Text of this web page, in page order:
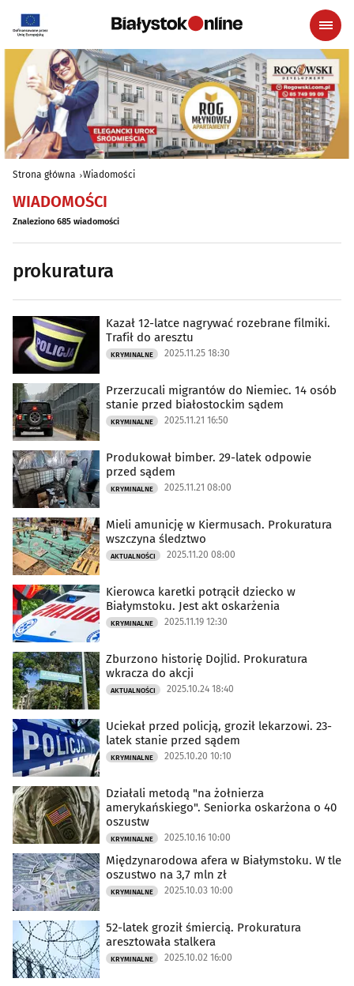
Strona główna Wiadomości
WIADOMOŚCI
Znaleziono 685 wiadomości
prokuratura
Kazał 12-latce nagrywać rozebrane filmiki.
Trafił do aresztu
KRYMINALNE 2025.11.25 18:30
Przerzucali migrantów do Niemiec. 14 osób
stanie przed białostockim sądem
KRYMINALNE 2025.11.21 16:50
Produkował bimber. 29-latek odpowie
przed sądem
KRYMINALNE 2025.11.21 08:00
Mieli amunicję w Kiermusach. Prokuratura
wszczyna śledztwo
AKTUALNOŚCI 2025.11.20 08:00
Kierowca karetki potrącił dziecko w
Białymstoku. Jest akt oskarżenia
KRYMINALNE 2025.11.19 12:30
Zburzono historię Dojlid. Prokuratura
wkracza do akcji
AKTUALNOŚCI 2025.10.24 18:40
Uciekał przed policją, groził lekarzowi. 23-
latek stanie przed sądem
KRYMINALNE 2025.10.20 10:10
Działali metodą "na żołnierza
amerykańskiego". Seniorka oskarżona o 40
oszustw
KRYMINALNE 2025.10.16 10:00
Międzynarodowa afera w Białymstoku. W tle
oszustwo na 3,7 mln zł
KRYMINALNE 2025.10.03 10:00
52-latek groził śmiercią. Prokuratura
aresztowała stalkera
KRYMINALNE 2025.10.02 16:00